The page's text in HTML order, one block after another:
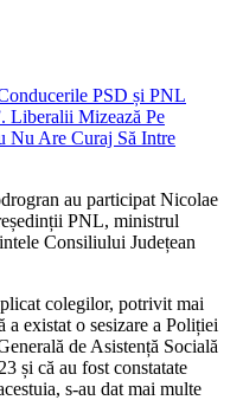
au participat Nicolae
PNL, ministrul
Consiliului Județean
colegilor, potrivit mai
existat o sesizare a Poliției
de Asistență Socială
și că au fost constatate
s-au dat mai multe